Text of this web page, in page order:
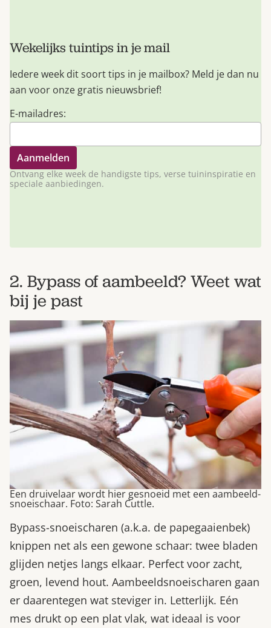
Wekelijks tuintips in je mail
Iedere week dit soort tips in je mailbox? Meld je dan nu
aan voor onze gratis nieuwsbrief!
E-mailadres:
Ontvang elke week de handigste tips, verse tuininspiratie en
speciale aanbiedingen.
2. Bypass of aambeeld? Weet wat
bij je past
Een druivelaar wordt hier gesnoeid met een aambeeld-
snoeischaar. Foto: Sarah Cuttle.
Bypass-snoeischaren (a.k.a. de papegaaienbek)
knippen net als een gewone schaar: twee bladen
glijden netjes langs elkaar. Perfect voor zacht,
groen, levend hout. Aambeeldsnoeischaren gaan
er daarentegen wat steviger in. Letterlijk. Eén
mes drukt op een plat vlak, wat ideaal is voor